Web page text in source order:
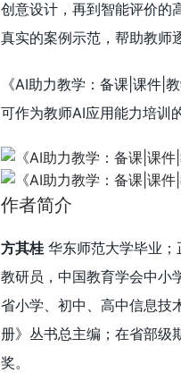
创意设计，再到智能评价的
真实的案例示范，帮助教师
《AI助力教学：备课|课件|
可作为教师AI应用能力培训
作者简介
方其桂 华东师范大学毕业
教研员，中国教育学会中小
省小学、初中、高中信息技
册》丛书总主编；在省部级
奖。